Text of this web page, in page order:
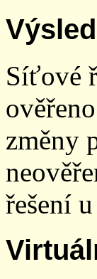
Síťové
změny
řešení